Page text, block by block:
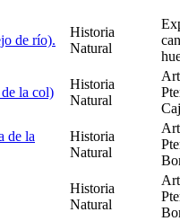
de río).
Historia
Natural
la col)
Historia
Natural
de la
Historia
Natural
Historia
Natural